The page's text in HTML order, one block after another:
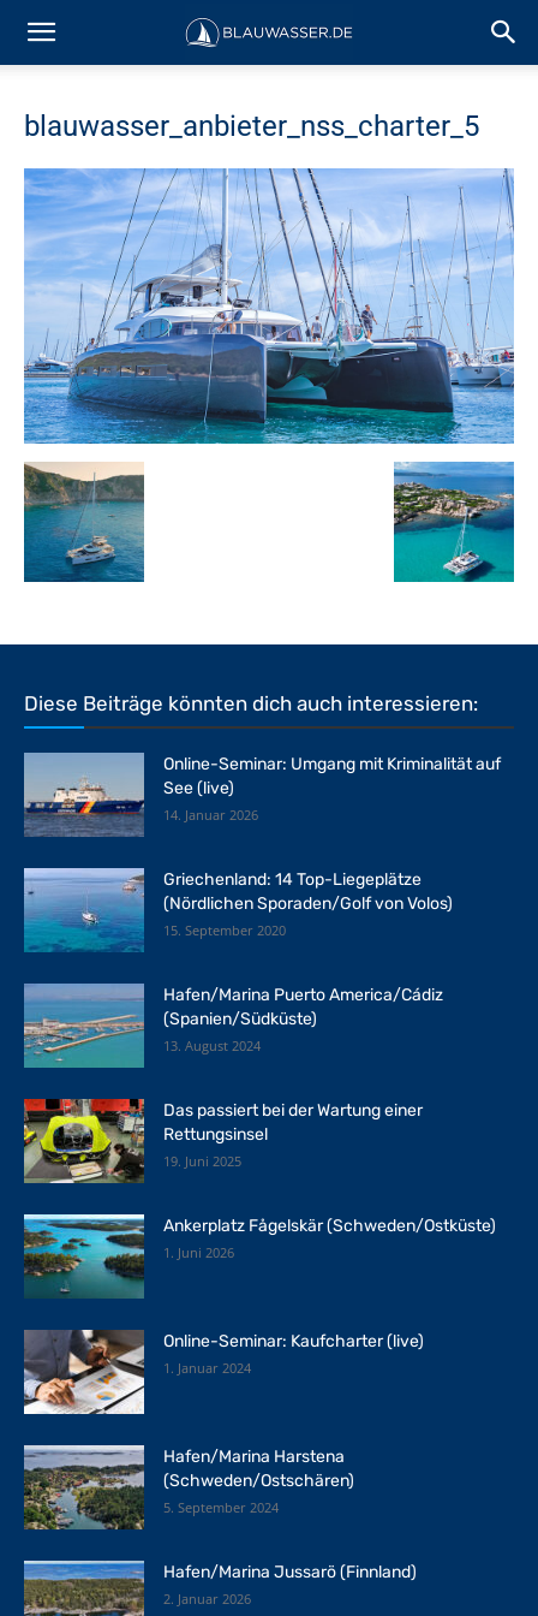
blauwasser_anbieter_nss_charter_5
Diese Beiträge könnten dich auch interessieren:
Online-Seminar: Umgang mit Kriminalität auf
See (live)
14. Januar 2026
Griechenland: 14 Top-Liegeplätze
(Nördlichen Sporaden/Golf von Volos)
15. September 2020
Hafen/Marina Puerto America/Cádiz
(Spanien/Südküste)
13. August 2024
Das passiert bei der Wartung einer
Rettungsinsel
19. Juni 2025
Ankerplatz Fågelskär (Schweden/Ostküste)
1. Juni 2026
Online-Seminar: Kaufcharter (live)
1. Januar 2024
Hafen/Marina Harstena
(Schweden/Ostschären)
5. September 2024
Hafen/Marina Jussarö (Finnland)
2. Januar 2026